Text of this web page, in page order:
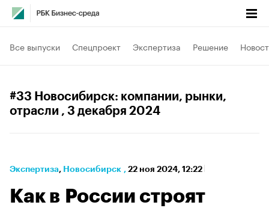
Все выпуски Спецпроект Экспертиза Решение
#33 Новосибирск: компании, рынки,
отрасли , 3 декабря 2024
Экспертиза⁠, Новосибирск , 22 ноя 2024, 12:22
Как в России строят